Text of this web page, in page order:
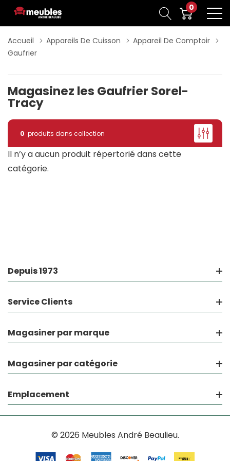
0
Accueil Appareils De Cuisson
Appareil De Comptoir
Gaufrier
Magasinez les Gaufrier Sorel-
Tracy
0 produits dans collection
Il n’y a aucun produit répertorié dans cette
catégorie.
Depuis 1973
Service Clients
Magasiner par marque
Magasiner par catégorie
Emplacement
© 2026 Meubles André Beaulieu.